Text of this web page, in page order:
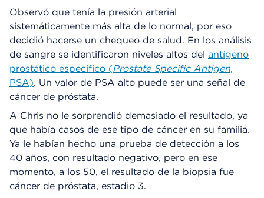
Observó que tenía la presión arterial
sistemáticamente más alta de lo normal, por eso
decidió hacerse un chequeo de salud. En los análisis
de sangre se identificaron niveles altos del antígeno
prostático específico (Prostate Specific Antigen,
PSA). Un valor de PSA alto puede ser una señal de
cáncer de próstata.
A Chris no le sorprendió demasiado el resultado, ya
que había casos de ese tipo de cáncer en su familia.
Ya le habían hecho una prueba de detección a los
40 años, con resultado negativo, pero en ese
momento, a los 50, el resultado de la biopsia fue
cáncer de próstata, estadio 3.